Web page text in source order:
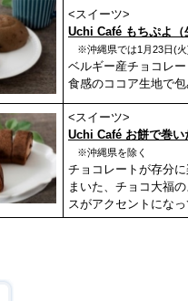
<スイーツ>
Uchi Café もちぷよ（
※沖縄県では1月23日(
ベルギー産チョコレ
食感のココア生地で包
<スイーツ>
Uchi Café お餅で巻い
※沖縄県を除く
チョコレートが存分
まいた、チョコ大福
スがアクセントになっ